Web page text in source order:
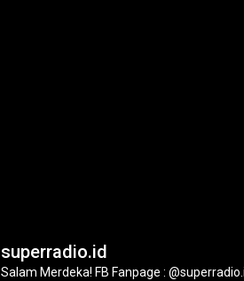
superradio.id
Salam Merdeka! FB Fanpage :